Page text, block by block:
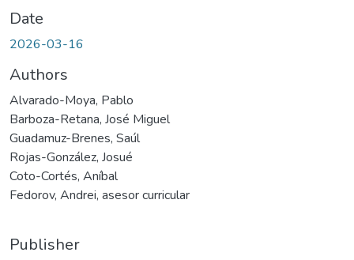
Date
2026-03-16
Authors
Alvarado-Moya, Pablo
Barboza-Retana, José Miguel
Guadamuz-Brenes, Saúl
Rojas-González, Josué
Coto-Cortés, Aníbal
Fedorov, Andrei, asesor curricular
Publisher